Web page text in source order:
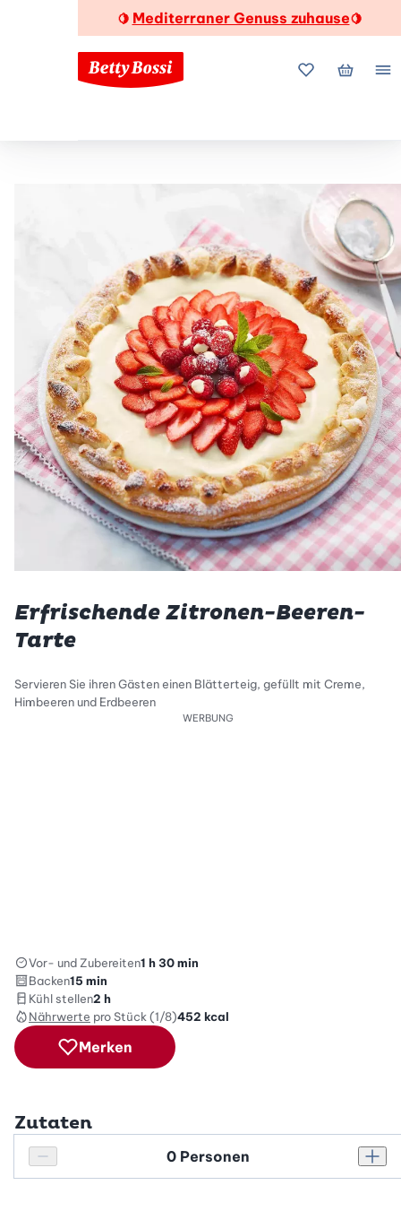
🍋 Mediterraner Genuss zuhause🍋
MeineMein
Erfrischende Zitronen-Beeren-
Tarte
Servieren Sie ihren Gästen einen Blätterteig, gefüllt mit Creme,
Himbeeren und Erdbeeren
WERBUNG
Vor- und Zubereiten1 h 30 min
Backen15 min
Kühl stellen2 h
Nährwerte pro Stück (1/8)452 kcal
Merken
Zutaten
Personenanzahl verringern
Personenanzahl